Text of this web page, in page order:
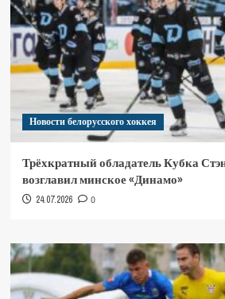
Новости белорусского хоккея
Трёхкратный обладатель Кубка
возглавил минское «Динамо»
24.07.2026 0